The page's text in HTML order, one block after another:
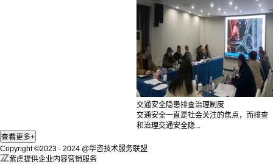
交通安全隐患排查治理制度
交通安全一直是社会关注的焦点，而排查
和治理交通安全隐...
Copyright ©2023 - 2024 @华咨技术服务联盟
紫虎提供企业内容营销服务